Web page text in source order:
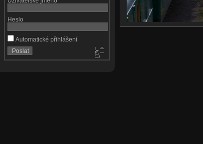
Heslo
Automatické přihlášení